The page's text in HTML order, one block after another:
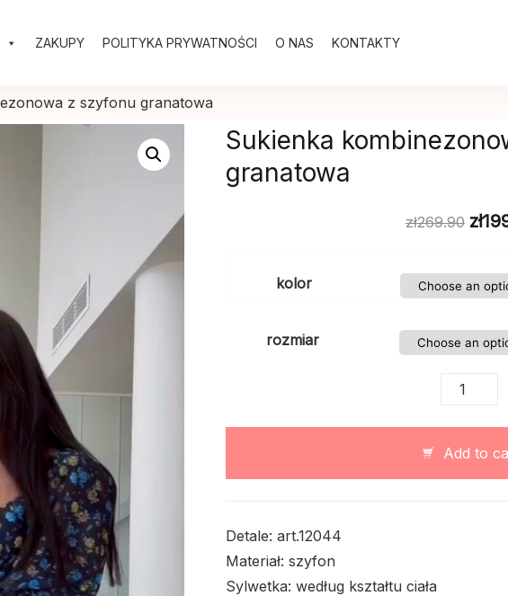
ZAKUPY POLITYKA PRYWATNOŚCI O NAS KONTAKTY
z szyfonu granatowa
Sukienka
granatowa
zł269.90 zł
kolor
rozmiar
Sukienka
z
szyfonu
Add to
Detale: art.12044
Materiał: szyfon
Sylwetka: według kształtu ciała